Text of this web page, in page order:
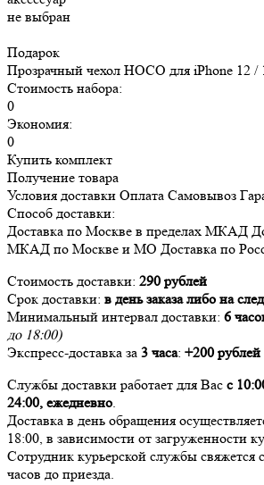
не выбран
Подарок
Прозрачный чехол HOCO для iPhone 12 /
Стоимость набора:
0
Экономия:
0
Купить комплект
Получение товара
Условия доставки Оплата Самовывоз
Способ доставки:
Доставка по Москве в пределах МКАД
МКАД по Москве и МО Доставка по
Стоимость доставки: 290 рублей
Срок доставки: в день заказа либо на
Минимальный интервал доставки: 6
до 18:00)
Экспресс-доставка за 3 часа: +200 рублей
Службы доставки работает для Вас с
24:00, ежедневно.
Доставка в день обращения
18:00, в зависимости от загруженности
Сотрудник курьерской службы свяжется
часов до приезда.